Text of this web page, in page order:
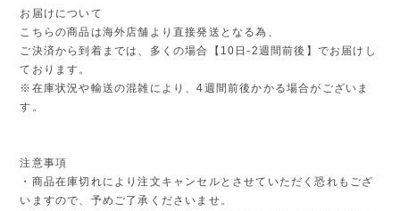
お届けについて
こちらの商品は海外店舗より直接発送となる為、
ご決済から到着までは、多くの場合【10日-2週間前後】でお届けし
ております。
※在庫状況や輸送の混雑により、4週間前後かかる場合がございま
す。
注意事項
・商品在庫切れにより注文キャンセルとさせていただく恐れもござ
いますので、予めご了承くださいませ。